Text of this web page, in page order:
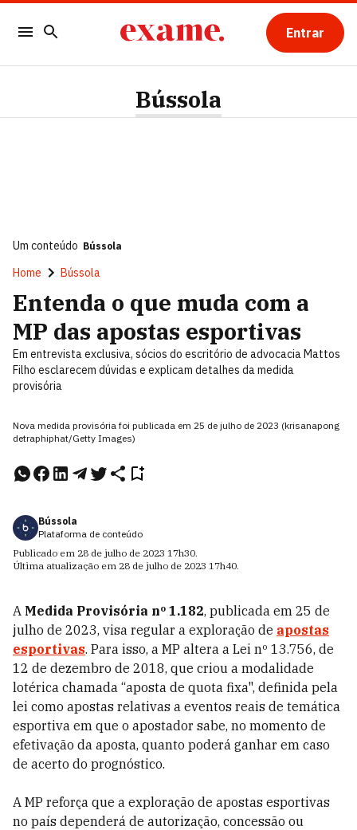
Entrar
Bússola
Um conteúdo Bússola
Home Bússola
Entenda o que muda com a
MP das apostas esportivas
Em entrevista exclusiva, sócios do escritório de advocacia Mattos
Filho esclarecem dúvidas e explicam detalhes da medida
provisória
Nova medida provisória foi publicada em 25 de julho de 2023 (krisanapong
detraphiphat/Getty Images)
Bússola
Plataforma de conteúdo
Publicado em 28 de julho de 2023 17h30.
Última atualização em 28 de julho de 2023 17h40.
A Medida Provisória nº 1.182, publicada em 25 de
julho de 2023, visa regular a exploração de apostas
esportivas. Para isso, a MP altera a Lei nº 13.756, de
12 de dezembro de 2018, que criou a modalidade
lotérica chamada “aposta de quota fixa", definida pela
lei como apostas relativas a eventos reais de temática
esportiva em que o apostador sabe, no momento de
efetivação da aposta, quanto poderá ganhar em caso
de acerto do prognóstico.
A MP reforça que a exploração de apostas esportivas
no país dependerá de autorização, concessão ou